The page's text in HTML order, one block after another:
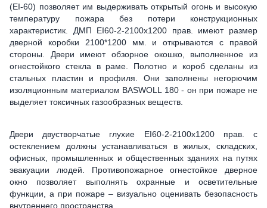
(ЕІ-60) позволяет им выдерживать открытый огонь и высокую
температуру пожара без потери конструкционных
характеристик. ДМП ЕІ60-2-2100x1200 прав. имеют размер
дверной коробки 2100*1200 мм. и открываются с правой
стороны. Двери имеют обзорное окошко, выполненное из
огнестойкого стекла в раме. Полотно и короб сделаны из
стальных пластин и профиля. Они заполнены негорючим
изоляционным материалом BASWOLL 180 - он при пожаре не
выделяет токсичных газообразных веществ.
Двери двустворчатые глухие ЕІ60-2-2100x1200 прав. с
остеклением должны устанавливаться в жилых, складских,
офисных, промышленных и общественных зданиях на путях
эвакуации людей. Противопожарное огнестойкое дверное
окно позволяет выполнять охранные и осветительные
функции, а при пожаре – визуально оценивать безопасность
внутреннего пространства.